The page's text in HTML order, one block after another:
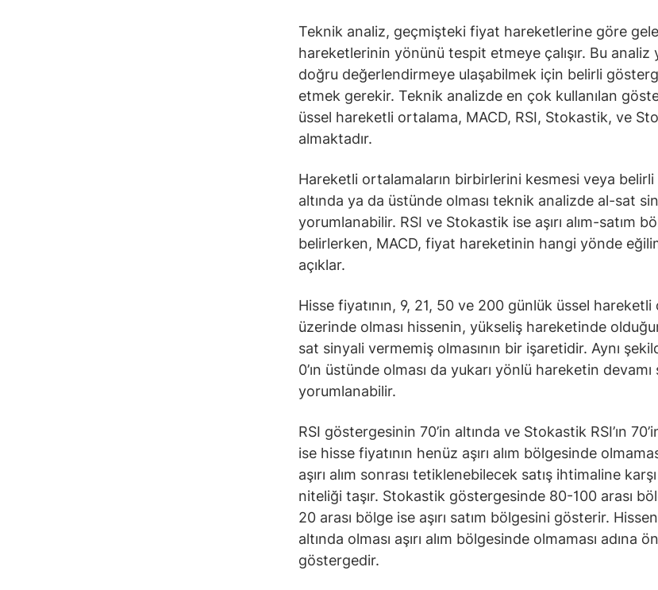
Teknik analiz, geçmişteki fiyat hareketlerine göre
hareketlerinin yönünü tespit etmeye çalışır. Bu
doğru değerlendirmeye ulaşabilmek için belirli
etmek gerekir. Teknik analizde en çok kullanılan
üssel hareketli ortalama, MACD, RSI, Stokastik, ve
almaktadır.
Hareketli ortalamaların birbirlerini kesmesi veya
altında ya da üstünde olması teknik analizde al-sat
yorumlanabilir. RSI ve Stokastik ise aşırı alım-satım
belirlerken, MACD, fiyat hareketinin hangi yönde
açıklar.
Hisse fiyatının, 9, 21, 50 ve 200 günlük üssel hareketli
üzerinde olması hissenin, yükseliş hareketinde
sat sinyali vermemiş olmasının bir işaretidir. Aynı
0’ın üstünde olması da yukarı yönlü hareketin
yorumlanabilir.
RSI göstergesinin 70’in altında ve Stokastik RSI’ın
ise hisse fiyatının henüz aşırı alım bölgesinde
aşırı alım sonrası tetiklenebilecek satış ihtimaline
niteliği taşır. Stokastik göstergesinde 80-100 arası
20 arası bölge ise aşırı satım bölgesini gösterir.
altında olması aşırı alım bölgesinde olmaması adına
göstergedir.